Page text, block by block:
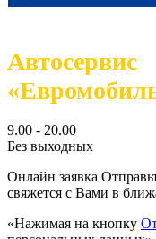
Автосервис
9.00 - 20.00
Без выходных
Онлайн заявка
свяжется с Вами в
«Нажимая на кнопку